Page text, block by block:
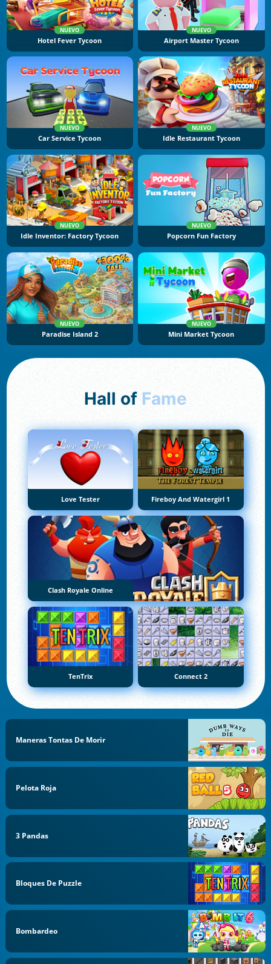
NUEVO
Hotel Fever Tycoon
NUEVO
Airport Master Tycoon
NUEVO
Car Service Tycoon
NUEVO
Idle Restaurant Tycoon
NUEVO
Idle Inventor: Factory Tycoon
NUEVO
Popcorn Fun Factory
NUEVO
Paradise Island 2
NUEVO
Mini Market Tycoon
Hall of Fame
Love Tester Fireboy And Watergirl 1
Clash Royale Online
TenTrix Connect 2
Maneras Tontas De Morir
Pelota Roja
3 Pandas
Bloques De Puzzle
Bombardeo